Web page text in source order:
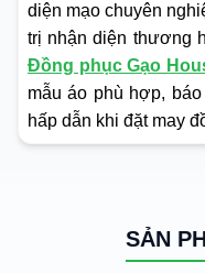
diện mạo chuyên
trị nhận diện thương
Đồng phục Gạo
mẫu áo phù hợp,
hấp dẫn khi đặt may
SẢN